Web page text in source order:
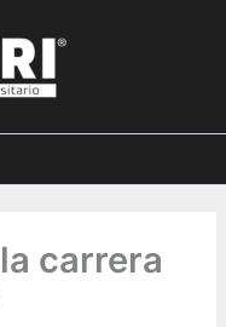
carrera